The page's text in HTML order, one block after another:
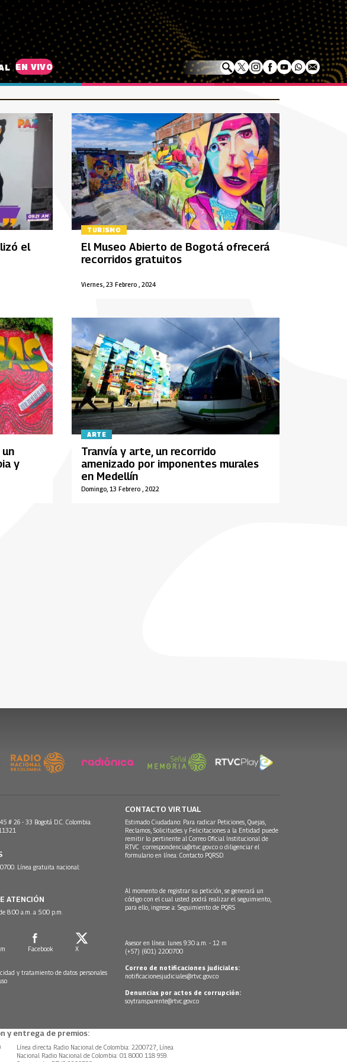
EN VIVO
el
TURISMO
Viernes, 23 Febrero , 2024
El Museo Abierto de Bogotá ofrecerá
recorridos gratuitos
y
ARTE
Domingo, 13 Febrero , 2022
Tranvía y arte, un recorrido
amenizado por imponentes murales
en Medellín
# 26 - 33 Bogotá D.C. Colombia.
Línea gratuita nacional:
ATENCIÓN
8:00 a.m. a 5:00 p.m.
Facebook X
y tratamiento de datos personales
CONTACTO VIRTUAL
Estimado Ciudadano: Para radicar Peticiones, Quejas,
Reclamos, Solicitudes y Felicitaciones a la Entidad puede
remitir lo pertinente al Correo Oficial Institucional de
RTVC correspondencia@rtvc.gov.co o diligenciar el
formulario en línea: Contacto PQRSD.
Al momento de registrar su petición, se generará un
código con el cual usted podrá realizar el seguimiento,
para ello, ingrese a: Seguimiento de PQRS
Asesor en línea: lunes 9:30 a.m. - 12 m
(+57) (601) 2200700
Correo de notificaciones judiciales:
notificacionesjudiciales@rtvc.gov.co
Denuncias por actos de corrupción:
soytransparente@rtvc.gov.co
y entrega de premios:
Línea directa Radio Nacional de Colombia: 2200727, Línea
Nacional Radio Nacional de Colombia: 01 8000 118 959.